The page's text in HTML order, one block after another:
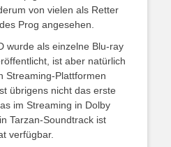
von vielen als Retter
Prog angesehen.
wurde als einzelne Blu-ray
ist aber natürlich
Streaming-Plattformen
übrigens nicht das erste
im Streaming in Dolby
Tarzan-Soundtrack ist
verfügbar.